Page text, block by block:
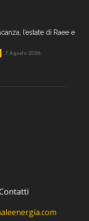
l’estate di Raee e
7 Agosto 2026